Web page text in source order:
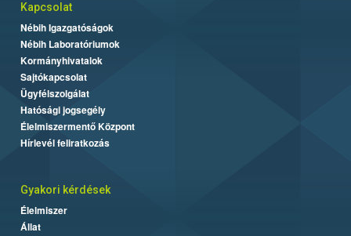
Kapcsolat
Nébih Igazgatóságok
Nébih Laboratóriumok
Kormányhivatalok
Sajtókapcsolat
Ügyfélszolgálat
Hatósági jogsegély
Élelmiszermentő Központ
Hírlevél feliratkozás
Gyakori kérdések
Élelmiszer
Állat